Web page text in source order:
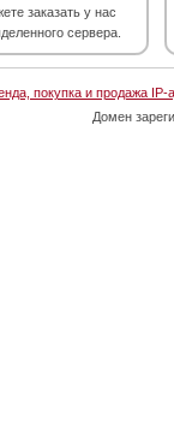
заказать у нас
сервера.
покупка и продажа IP-
Домен